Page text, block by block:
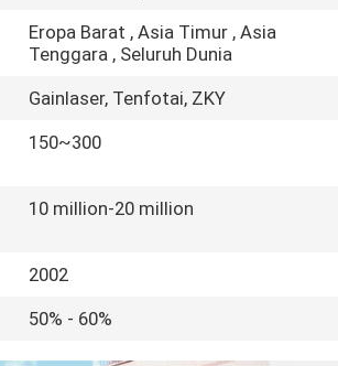
Eropa Barat , Asia Timur , Asia
Tenggara , Seluruh Dunia
Gainlaser, Tenfotai, ZKY
150~300
10 million-20 million
2002
50% - 60%